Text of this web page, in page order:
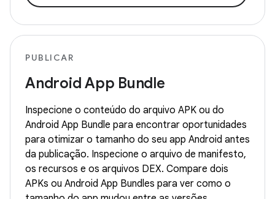
PUBLICAR
Android App Bundle
Inspecione o conteúdo do arquivo APK ou do
Android App Bundle para encontrar oportunidades
para otimizar o tamanho do seu app Android antes
da publicação. Inspecione o arquivo de manifesto,
os recursos e os arquivos DEX. Compare dois
APKs ou Android App Bundles para ver como o